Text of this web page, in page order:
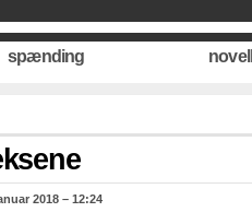
spænding
2018 – 12:24